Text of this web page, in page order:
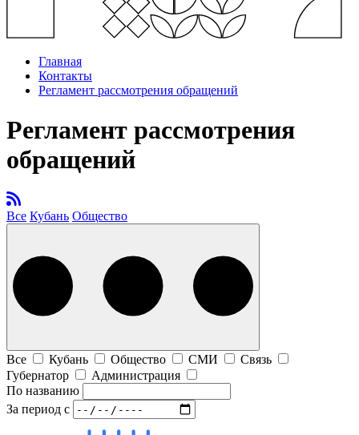
Главная
Контакты
Регламент рассмотрения обращений
Регламент рассмотрения
обращений
Все Кубань Общество
Все Кубань Общество СМИ
Связь
Губернатор
Администрация
По названию
За период с